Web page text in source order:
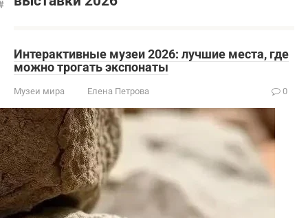
Интерактивные музеи 2026: лучшие места, где
можно трогать экспонаты
Музеи мира Елена Петрова 0